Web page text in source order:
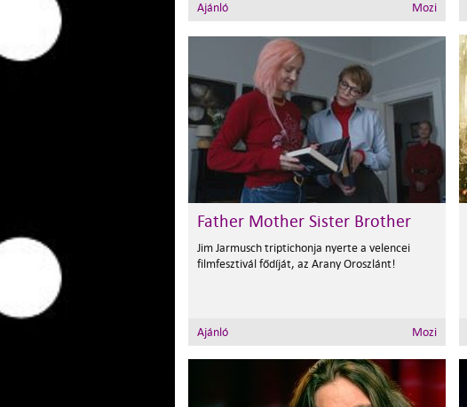
Ajánló Mozi
Father Mother Sister Brother
Jim Jarmusch triptichonja nyerte a velencei
filmfesztivál fődíját, az Arany Oroszlánt!
Ajánló Mozi